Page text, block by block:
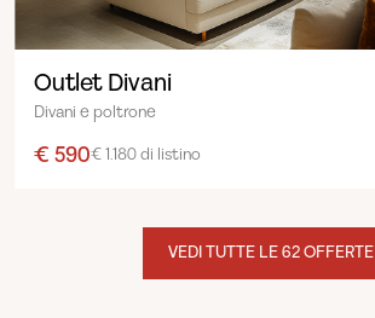
Outlet Divani
Divani e poltrone
€ 590€ 1.180 di listino
VEDI TUTTE LE 62 OFFERTE